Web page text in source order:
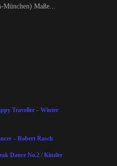
München) Maße...
Traveller – Winter
– Robert Rasch
Dance No.2 / Kinzler